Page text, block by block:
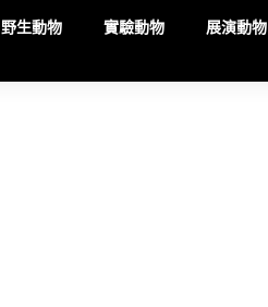
野生動物 實驗動物 展演動物